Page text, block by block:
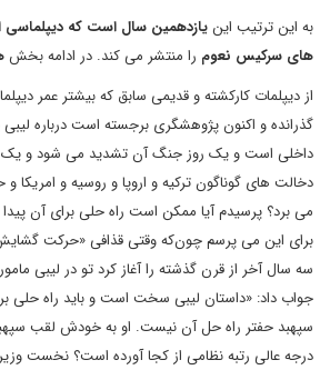
به این ترتیب اینیازدهمین سال است که دیپلماسی
های سرکیس نعوم را منتشر می کند. در ادامه بخش
از دیپلمات کارکشته و قدیمی سابق که بیشتر عمر
گذرانده و اکنون پژوهشگری برجسته است درباره
داخلی است و یک روز جنگ آن تشدید می شود و یک
دخالت های گوناگون ترکیه و اروپا و روسیه و
می برد؟ پرسیدم آیا ممکن است راه حلی برای آن
برای این می پرسم چون‌که وقتی قذافی «حرکت گشایش
سه سال آخر از قرن گذشته را آغاز کرد تو در لیبی
جواب داد: «داستان لیبی سخت است و باید راه حلی
سپهبد حفتر راه حل آن نیست. او به خودش لقب
درجه عالی رتبه نظامی از کجا آورده است؟ نخست